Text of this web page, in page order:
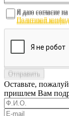
Я даю согласие
Политикой
Я даю согласие
Политикой
Оставьте,
пришлем Вам